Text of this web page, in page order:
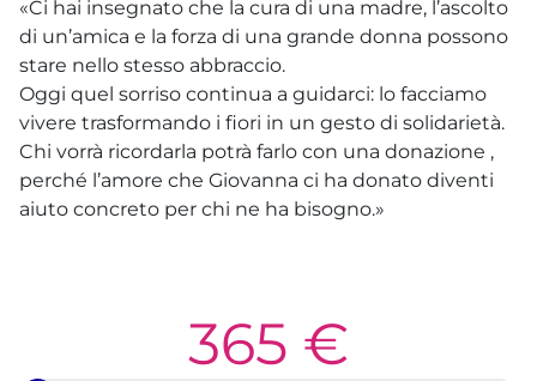
«Ci hai insegnato che la cura di una madre, l’ascolto
di un’amica e la forza di una grande donna possono
stare nello stesso abbraccio.
Oggi quel sorriso continua a guidarci: lo facciamo
vivere trasformando i fiori in un gesto di solidarietà.
Chi vorrà ricordarla potrà farlo con una donazione ,
perché l’amore che Giovanna ci ha donato diventi
aiuto concreto per chi ne ha bisogno.»
365 €